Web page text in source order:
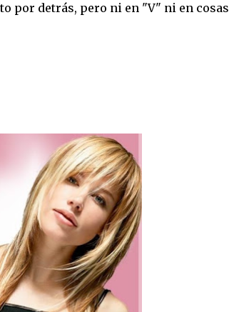
por detrás, pero ni en "V" ni en